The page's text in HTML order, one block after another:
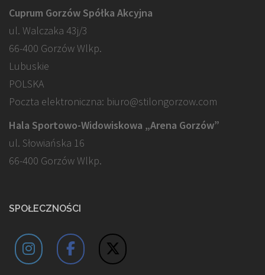
Cuprum Gorzów Spółka Akcyjna
ul. Walczaka 43j/3
66-400 Gorzów Wlkp.
Lubuskie
POLSKA
Poczta elektroniczna: biuro@stilongorzow.com
Hala Sportowo-Widowiskowa „Arena Gorzów”
ul. Słowiańska 16
66-400 Gorzów Wlkp.
SPOŁECZNOŚCI